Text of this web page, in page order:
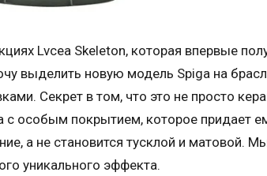
Lvcea Skeleton, которая впервые
выделить новую модель Spiga на
Секрет в том, что это не просто
с особым покрытием, которое придает
а не становится тусклой и матовой.
уникального эффекта.